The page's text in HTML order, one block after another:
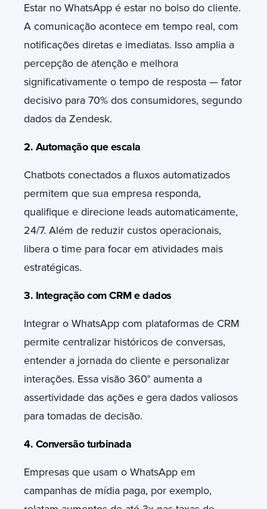
Estar no WhatsApp é estar no bolso do cliente.
A comunicação acontece em tempo real, com
notificações diretas e imediatas. Isso amplia a
percepção de atenção e melhora
significativamente o tempo de resposta — fator
decisivo para 70% dos consumidores, segundo
dados da Zendesk.
2. Automação que escala
Chatbots conectados a fluxos automatizados
permitem que sua empresa responda,
qualifique e direcione leads automaticamente,
24/7. Além de reduzir custos operacionais,
libera o time para focar em atividades mais
estratégicas.
3. Integração com CRM e dados
Integrar o WhatsApp com plataformas de CRM
permite centralizar históricos de conversas,
entender a jornada do cliente e personalizar
interações. Essa visão 360° aumenta a
assertividade das ações e gera dados valiosos
para tomadas de decisão.
4. Conversão turbinada
Empresas que usam o WhatsApp em
campanhas de mídia paga, por exemplo,